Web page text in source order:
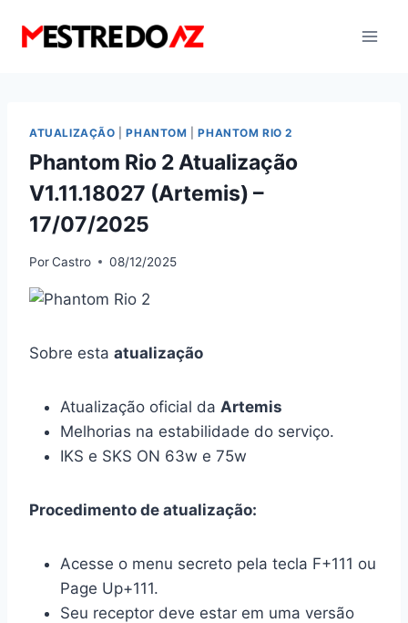
para
ATUALIZAÇÃO |PHANTOM |PHANTOM RIO 2
Phantom Rio 2 Atualização
V1.11.18027 (Artemis) –
17/07/2025
PorCastro 08/12/2025
Sobre esta atualização
Atualização oficial da Artemis
Melhorias na estabilidade do serviço.
IKS e SKS ON 63w e 75w
Procedimento de atualização:
Acesse o menu secreto pela tecla F+111 ou
Page Up+111.
Seu receptor deve estar em uma versão